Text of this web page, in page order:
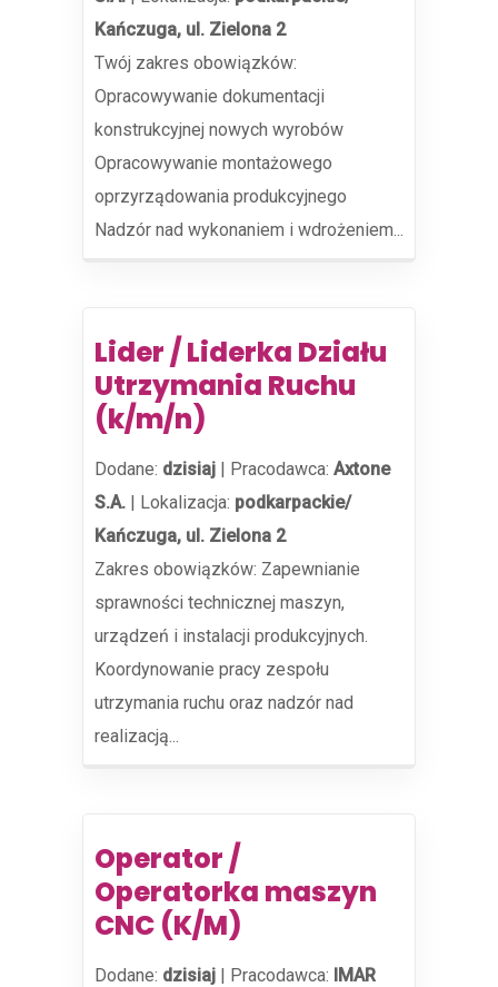
Kańczuga, ul. Zielona 2
Twój zakres obowiązków:
Opracowywanie dokumentacji
konstrukcyjnej nowych wyrobów
Opracowywanie montażowego
oprzyrządowania produkcyjnego
Nadzór nad wykonaniem i wdrożeniem...
Lider / Liderka Działu
Utrzymania Ruchu
(k/m/n)
Dodane: dzisiaj | Pracodawca: Axtone
S.A. | Lokalizacja: podkarpackie/
Kańczuga, ul. Zielona 2
Zakres obowiązków: Zapewnianie
sprawności technicznej maszyn,
urządzeń i instalacji produkcyjnych.
Koordynowanie pracy zespołu
utrzymania ruchu oraz nadzór nad
realizacją...
Operator /
Operatorka maszyn
CNC (K/M)
Dodane: dzisiaj | Pracodawca: IMAR